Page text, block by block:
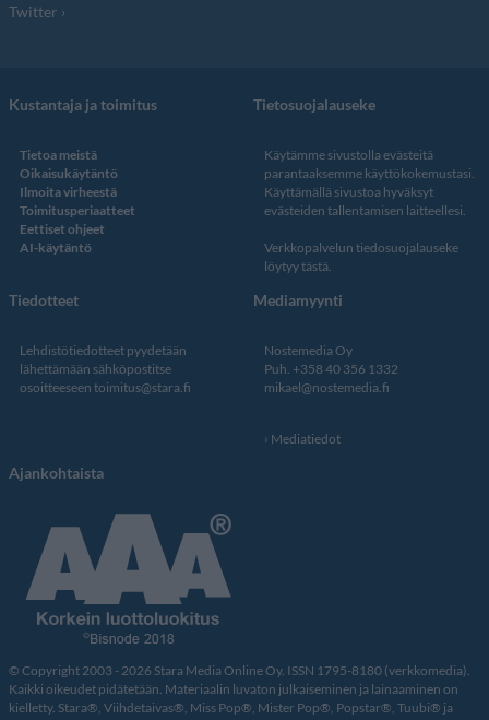
Twitter
Kustantaja ja toimitus
Tietoa meistä
Oikaisukäytäntö
Ilmoita virheestä
Toimitusperiaatteet
Eettiset ohjeet
AI-käytäntö
Tietosuojalauseke
Käytämme sivustolla evästeitä
parantaaksemme käyttökokemustasi.
Käyttämällä sivustoa hyväksyt
evästeiden tallentamisen laitteellesi.
Verkkopalvelun tiedosuojalauseke
löytyy tästä
Tiedotteet
Lehdistötiedotteet pyydetään
lähettämään sähköpostitse
osoitteeseen toimitus@stara.fi
Mediamyynti
Nostemedia Oy
Puh. +358 40 356 1332
mikael@nostemedia.fi
Mediatiedot
Ajankohtaista
© Copyright 2003 - 2026 Stara Media Online Oy. ISSN 1795-8180 (verkkomedia).
Kaikki oikeudet pidätetään. Materiaalin luvaton julkaiseminen ja lainaaminen on
kielletty. Stara®, Viihdetaivas®, Miss Pop®, Mister Pop®, Popstar®, Tuubi® ja